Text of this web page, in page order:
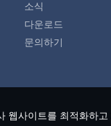
소식
다운로드
문의하기
웹사이트를 최적화하